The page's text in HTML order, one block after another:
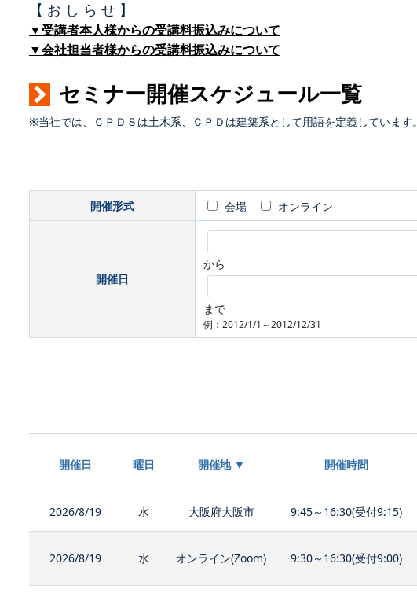
【 お し ら せ 】
▼受講者本人様からの受講料振込みについて
▼会社担当者様からの受講料振込みについて
セミナー開催スケジュール一覧
※当社では、ＣＰＤＳは土木系、ＣＰＤは建築系として用語を定義しています。
開催形式 会場 オンライン
開催日
から
まで
例：2012/1/1～2012/12/31
開催日 曜日 開催地 ▼ 開催時間
2026/8/19 水 大阪府大阪市 9:45～16:30(受付9:15)
2026/8/19 水 オンライン(Zoom) 9:30～16:30(受付9:00)